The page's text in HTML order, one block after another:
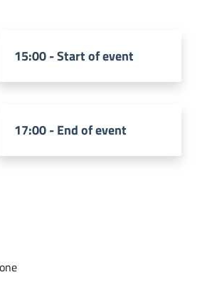
15:00 - Start of event
17:00 - End of event